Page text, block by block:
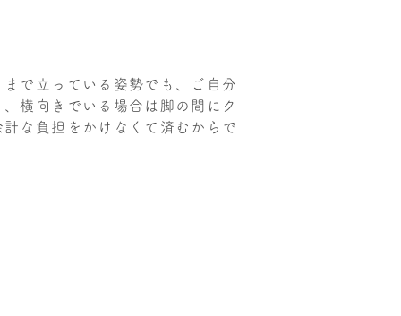
で立っている姿勢でも、ご自分
横向きでいる場合は脚の間にク
な負担をかけなくて済むからで